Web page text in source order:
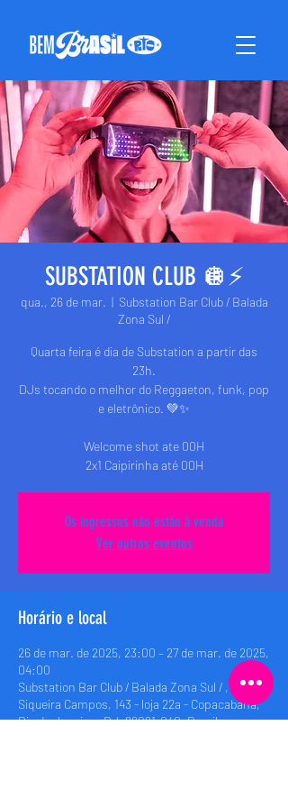
SUBSTATION CLUB 🪩⚡️
qua., 26 de mar.
  |
Substation Bar Club / Balada
Zona Sul /
Quarta feira é dia de Substation a partir das
23h.
DJs tocando o melhor do Reggaeton, funk, pop
e eletrônico. 💚✨
Welcome shot ate 00H
2x1 Caipirinha até 00H
Os ingressos não estão à venda
Ver outros eventos
Horário e local
26 de mar. de 2025, 23:00 – 27 de mar. de 2025,
04:00
Substation Bar Club / Balada Zona Sul / , Rua
Siqueira Campos, 143 - loja 22a - Copacabana,
Rio de Janeiro - RJ, 22021-040, Brasil